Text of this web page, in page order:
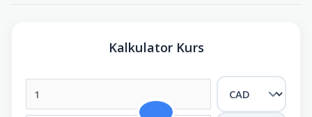
Kalkulator Kurs